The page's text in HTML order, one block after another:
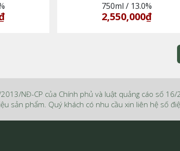
750ml / 13.0%
2,550,000₫
NĐ-CP của Chính phủ và luật quảng cáo số
sản phẩm. Quý khách có nhu cầu xin liên hệ số